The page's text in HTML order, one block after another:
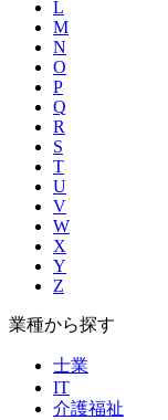
L
M
N
O
P
Q
R
S
T
U
V
W
X
Y
Z
業種から探す
士業
IT
介護福祉